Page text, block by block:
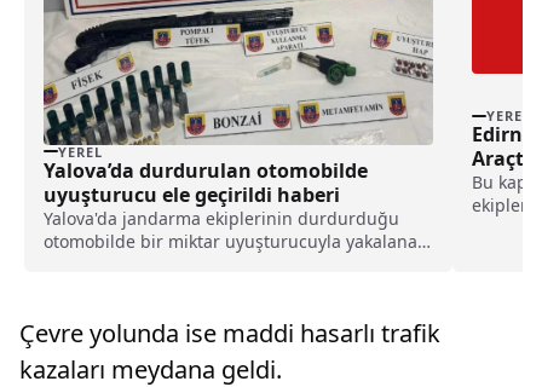
YEREL
Yalova’da durdurulan otomobilde
uyuşturucu ele geçirildi haberi
Yalova'da jandarma ekiplerinin durdurduğu
otomobilde bir miktar uyuşturucuyla yakalanan
uyuşturucu madde...
YEREL
Araçta
Bu
Çevre yolunda ise maddi hasarlı trafik
kazaları meydana geldi.